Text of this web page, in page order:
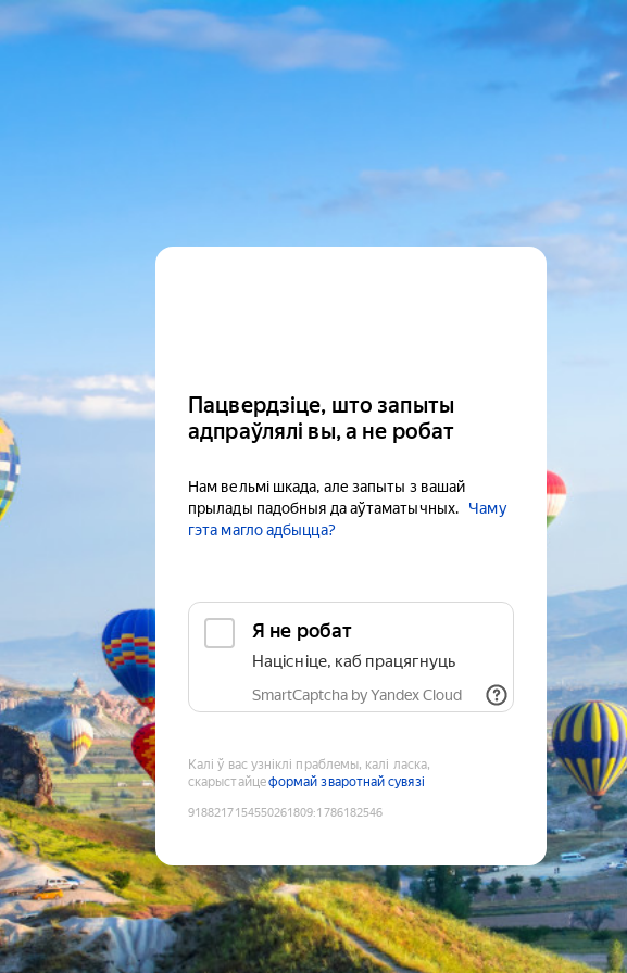
Пацвердзіце, што запыты
адпраўлялі вы, а не робат
Нам вельмі шкада, але запыты з вашай
прылады падобныя да аўтаматычных.
Чаму
гэта магло адбыцца?
Я не робат
Націсніце, каб працягнуць
SmartCaptcha by Yandex Cloud
Калі ў вас узніклі праблемы, калі ласка,
скарыстайцеформай зваротнай сувязі
9188217154550261809:1786182546